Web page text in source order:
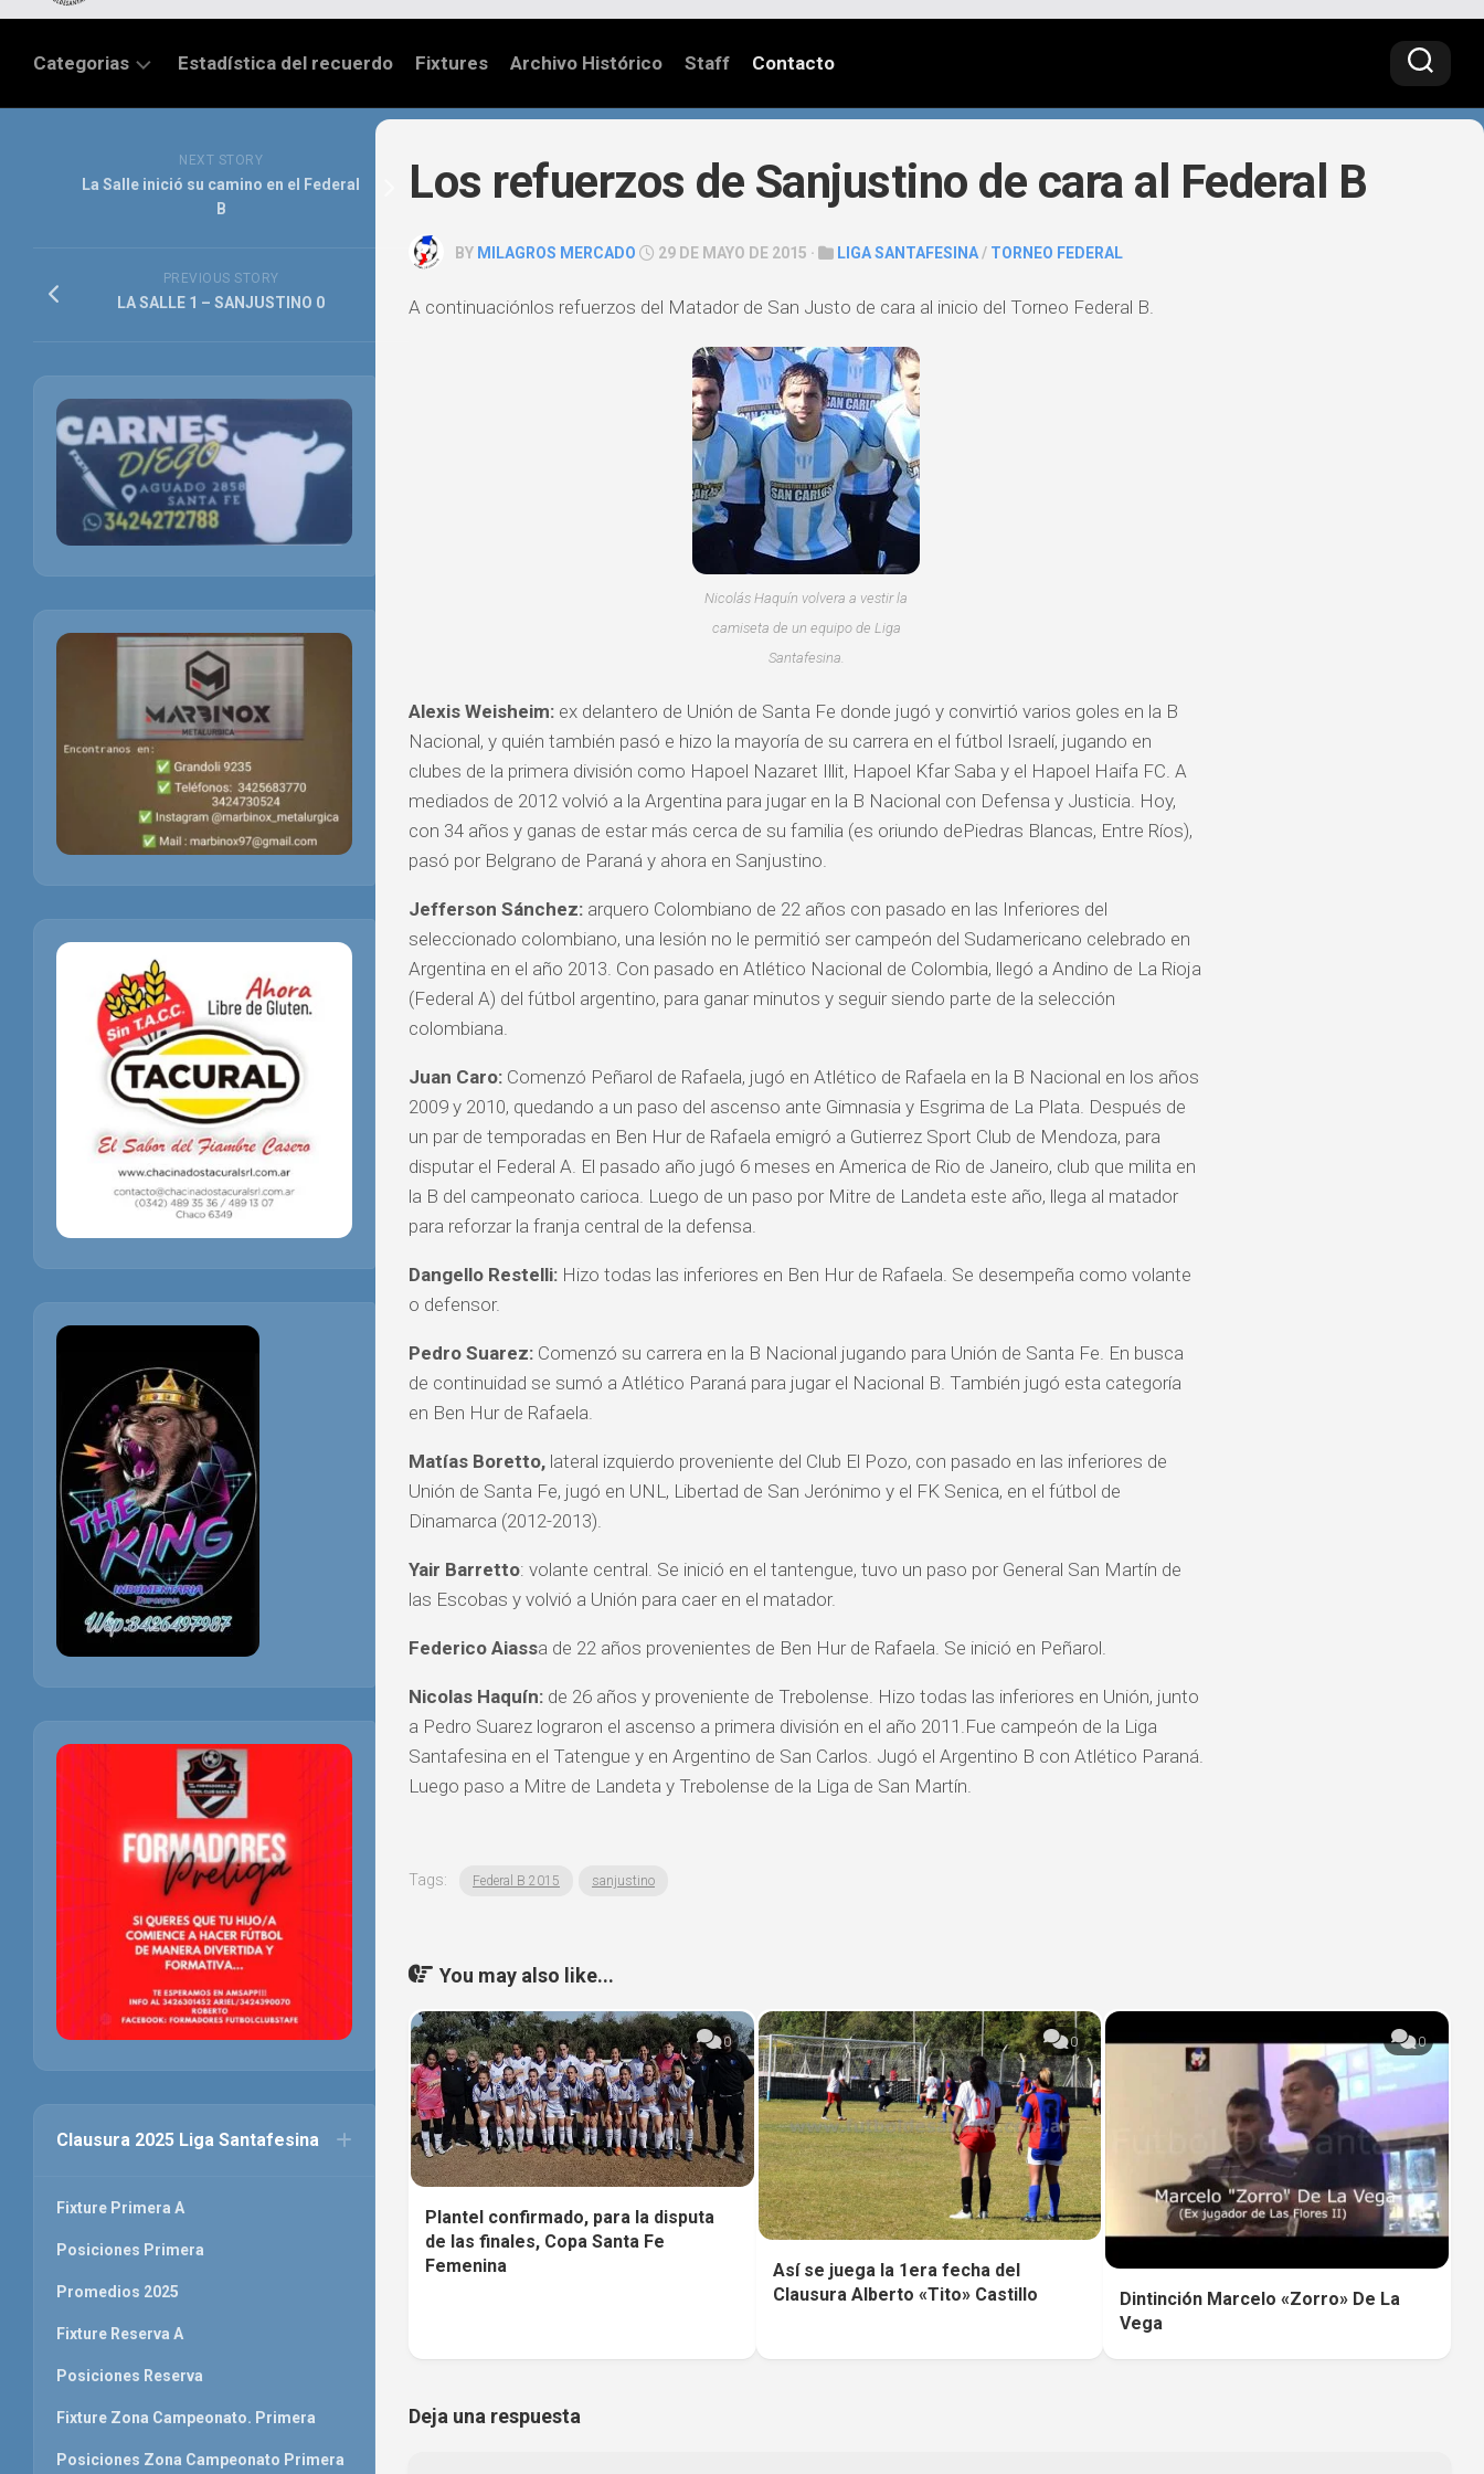
Categorias
FEDERAL
PRIMERA
FÚTBOL
INTERNACIONAL
Estadística del recuerdo Fixtures Archivo Histórico Staff Contacto
Los refuerzos de Sanjustino de cara al Federal B
BY MILAGROS MERCADO 29 DE MAYO DE 2015 · LIGA SANTAFESINA/ TORNEO FEDERAL
A continuaciónlos refuerzos del Matador de San Justo de cara al inicio del Torneo Federal B.
Nicolás Haquín volvera a vestir la
camiseta de un equipo de Liga
Santafesina.
Alexis Weisheim: ex delantero de Unión de Santa Fe donde jugó y convirtió varios goles en la B
Nacional, y quién también pasó e hizo la mayoría de su carrera en el fútbol Israelí, jugando en
clubes de la primera división como Hapoel Nazaret Illit, Hapoel Kfar Saba y el Hapoel Haifa FC. A
mediados de 2012 volvió a la Argentina para jugar en la B Nacional con Defensa y Justicia. Hoy,
con 34 años y ganas de estar más cerca de su familia (es oriundo dePiedras Blancas, Entre Ríos),
pasó por Belgrano de Paraná y ahora en Sanjustino.
Jefferson Sánchez: arquero Colombiano de 22 años con pasado en las Inferiores del
seleccionado colombiano, una lesión no le permitió ser campeón del Sudamericano celebrado en
Argentina en el año 2013. Con pasado en Atlético Nacional de Colombia, llegó a Andino de La Rioja
(Federal A) del fútbol argentino, para ganar minutos y seguir siendo parte de la selección
colombiana.
Juan Caro: Comenzó Peñarol de Rafaela, jugó en Atlético de Rafaela en la B Nacional en los años
2009 y 2010, quedando a un paso del ascenso ante Gimnasia y Esgrima de La Plata. Después de
un par de temporadas en Ben Hur de Rafaela emigró a Gutierrez Sport Club de Mendoza, para
disputar el Federal A. El pasado año jugó 6 meses en America de Rio de Janeiro, club que milita en
la B del campeonato carioca. Luego de un paso por Mitre de Landeta este año, llega al matador
para reforzar la franja central de la defensa.
Dangello Restelli: Hizo todas las inferiores en Ben Hur de Rafaela. Se desempeña como volante
o defensor.
Pedro Suarez: Comenzó su carrera en la B Nacional jugando para Unión de Santa Fe. En busca
de continuidad se sumó a Atlético Paraná para jugar el Nacional B. También jugó esta categoría
en Ben Hur de Rafaela.
Matías Boretto, lateral izquierdo proveniente del Club El Pozo, con pasado en las inferiores de
Unión de Santa Fe, jugó en UNL, Libertad de San Jerónimo y el FK Senica, en el fútbol de
Dinamarca (2012-2013).
Yair Barretto: volante central. Se inició en el tantengue, tuvo un paso por General San Martín de
las Escobas y volvió a Unión para caer en el matador.
Federico Aiassa de 22 años provenientes de Ben Hur de Rafaela. Se inició en Peñarol.
Nicolas Haquín: de 26 años y proveniente de Trebolense. Hizo todas las inferiores en Unión, junto
a Pedro Suarez lograron el ascenso a primera división en el año 2011.Fue campeón de la Liga
Santafesina en el Tatengue y en Argentino de San Carlos. Jugó el Argentino B con Atlético Paraná.
Luego paso a Mitre de Landeta y Trebolense de la Liga de San Martín.
Tags: Federal B 2015 sanjustino
You may also like...
0
Plantel confirmado, para la disputa
de las finales, Copa Santa Fe
Femenina
0
Así se juega la 1era fecha del
Clausura Alberto «Tito» Castillo
0
Dintinción Marcelo «Zorro» De La
Vega
Deja una respuesta
NEXT STORY
La Salle inició su camino en el Federal
B
PREVIOUS STORY
LA SALLE 1 – SANJUSTINO 0
Clausura 2025 Liga Santafesina
Fixture Primera A
Posiciones Primera
Promedios 2025
Fixture Reserva A
Posiciones Reserva
Fixture Zona Campeonato. Primera
Posiciones Zona Campeonato Primera